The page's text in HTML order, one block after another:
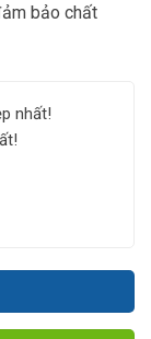
bảo chất
nhất!